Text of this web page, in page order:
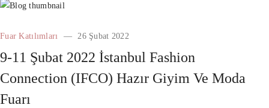
Fuar Katılımları 26 Şubat 2022
9-11 Şubat 2022 İstanbul Fashion
Connection (IFCO) Hazır Giyim Ve Moda
Fuarı